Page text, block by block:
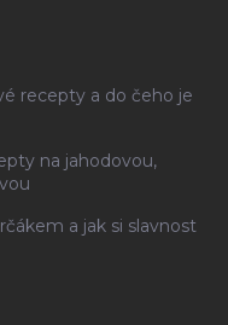
recepty a do čeho je
na jahodovou,
a jak si slavnost